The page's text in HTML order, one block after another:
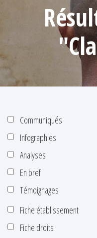
Communiqués
Infographies
Analyses
En bref
Témoignages
Fiche établissement
Fiche droits